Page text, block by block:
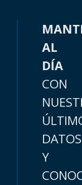
AL
DÍA
CON
DATOS
Y